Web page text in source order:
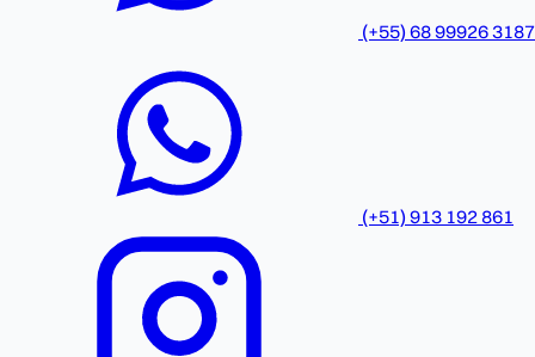
(+55) 68 99926 3187
(+51) 913 192 861